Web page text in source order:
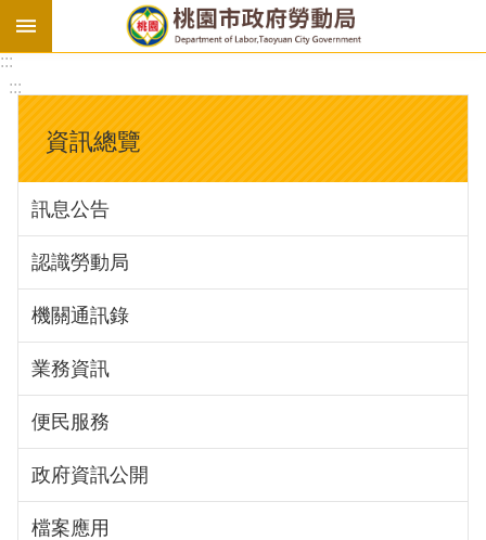
基
法
勞
資
會
庇
護
工
場
進
訊
息
:::
:::
資訊總覽
訊息公告
認識勞動局
機關通訊錄
業務資訊
便民服務
政府資訊公開
檔案應用